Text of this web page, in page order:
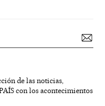
de las noticias,
con los acontecimientos